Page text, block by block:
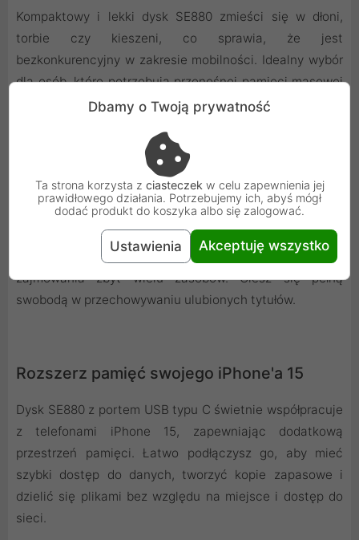
Kompaktowy i lekki dysk SE880 zmieści się w dłoni,
torbie czy kieszeni, co sprawia, że jest
bezkonkurencyjny w zakresie mobilności. Idealny wybór
dla osób, które potrzebują przenośnej pamięci masowej
o dużej wydajności.
Twoja biblioteka gier w zasięgu ręki
Dzięki kompatybilności z najnowszymi konsolami do gier,
dysk SE880 jest świetnym rozwiązaniem do
przechowywania gier, oferując dużą przestrzeń, bez
zajmowania zbyt wielu zasobów. Ciesz się pełną
swobodą w przechowywaniu ulubionych tytułów.
Rozszerz pamięć swojego iPhone'a 15
Dysk SE880 z portem USB typu C świetnie współpracuje
z telefonami iPhone 15, zapewniając dodatkową
przestrzeń pamięci. Łatwo podłączysz go, aby mieć
szybki dostęp do danych, tworzyć kopie zapasowe i
dzielić się plikami bez względu na miejsce i dostęp do
sieci.
Dbamy o Twoją prywatność
Ta strona korzysta z ciasteczek w celu zapewnienia jej
prawidłowego działania. Potrzebujemy ich, abyś mógł
dodać produkt do koszyka albo się zalogować.
Ustawienia Akceptuję wszystko